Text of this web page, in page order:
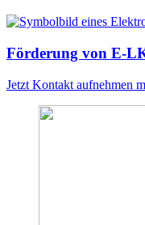
Förderung von E-
Jetzt Kontakt aufnehmen